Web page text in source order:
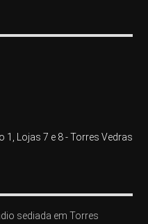
1, Lojas 7 e 8 - Torres Vedras
sediada em Torres